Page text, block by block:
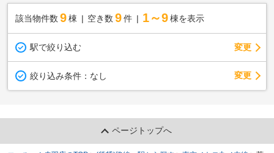
該当物件数 9棟 空き数 9 件 1～9 棟を表示
駅で絞り込む 変更
絞り込み条件： なし 変更
ページトップへ